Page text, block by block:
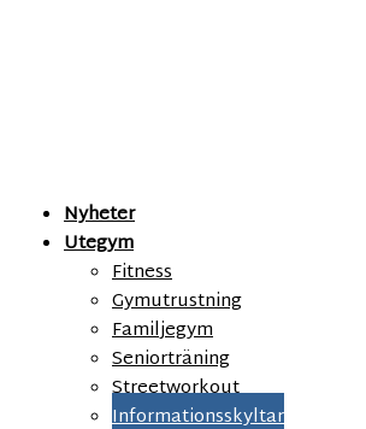
Nyheter
Utegym
Fitness
Gymutrustning
Familjegym
Seniorträning
Streetworkout
Informationsskyltar